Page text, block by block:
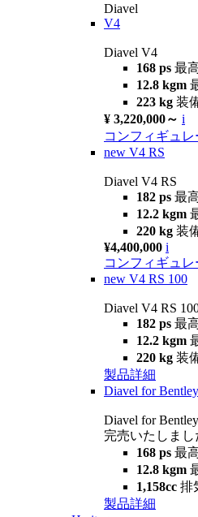
Diavel
V4
Diavel V4
168 ps 最
12.8 kgm
223 kg 装
¥ 3,220,000～ i
コンフィギュレ
new V4 RS
Diavel V4 RS
182 ps 最
12.2 kgm
220 kg 装
¥4,400,000 i
コンフィギュレ
new V4 RS 100
Diavel V4 RS
182 ps 最
12.2 kgm
220 kg 装
製品詳細
Diavel for Bentley
Diavel for Bentley
完売いたしまし
168 ps 最
12.8 kgm
1,158cc 排
製品詳細